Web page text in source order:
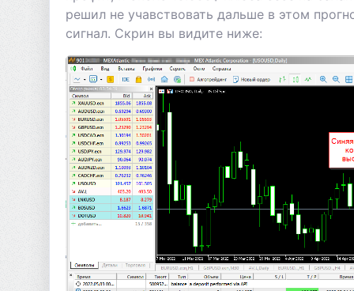
решил не учавствовать дальше в этом
сигнал. Скрин вы видите ниже: